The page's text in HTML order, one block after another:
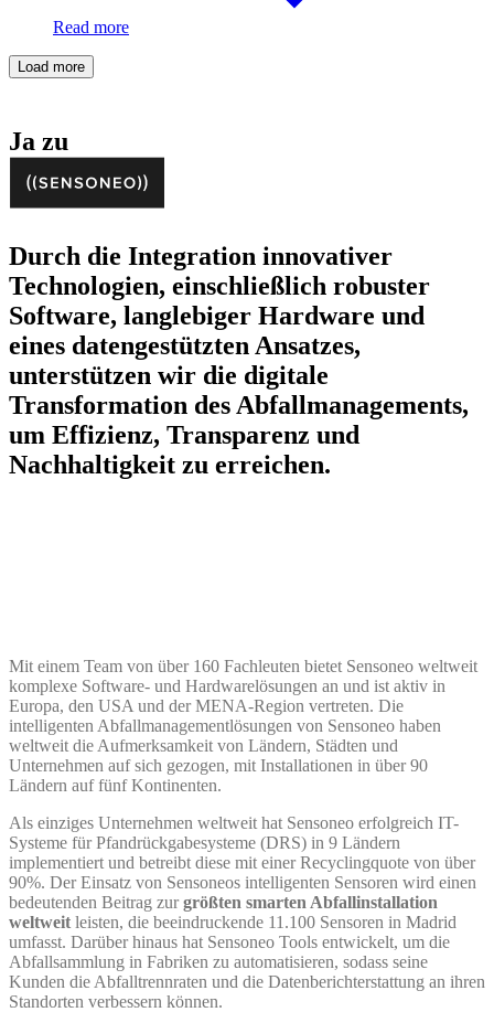
Read more
Load more
Ja zu
Durch die Integration innovativer
Technologien, einschließlich robuster
Software, langlebiger Hardware und
eines datengestützten Ansatzes,
unterstützen wir die digitale
Transformation des Abfallmanagements,
um Effizienz, Transparenz und
Nachhaltigkeit zu erreichen.
Mit einem Team von über 160 Fachleuten bietet Sensoneo weltweit
komplexe Software- und Hardwarelösungen an und ist aktiv in
Europa, den USA und der MENA-Region vertreten. Die
intelligenten Abfallmanagementlösungen von Sensoneo haben
weltweit die Aufmerksamkeit von Ländern, Städten und
Unternehmen auf sich gezogen, mit Installationen in über 90
Ländern auf fünf Kontinenten.
Als einziges Unternehmen weltweit hat Sensoneo erfolgreich IT-
Systeme für Pfandrückgabesysteme (DRS) in 9 Ländern
implementiert und betreibt diese mit einer Recyclingquote von über
90%. Der Einsatz von Sensoneos intelligenten Sensoren wird einen
bedeutenden Beitrag zurgrößten smarten Abfallinstallation
weltweit leisten, die beeindruckende 11.100 Sensoren in Madrid
umfasst. Darüber hinaus hat Sensoneo Tools entwickelt, um die
Abfallsammlung in Fabriken zu automatisieren, sodass seine
Kunden die Abfalltrennraten und die Datenberichterstattung an ihren
Standorten verbessern können.